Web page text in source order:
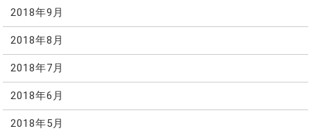
2018年9月
2018年8月
2018年7月
2018年6月
2018年5月